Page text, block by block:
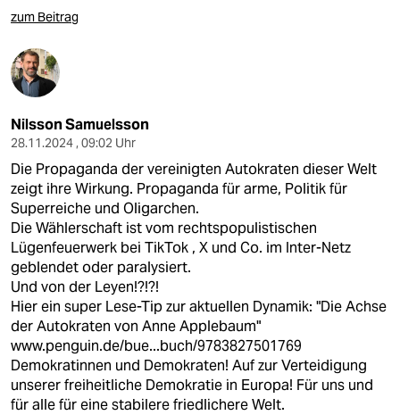
zum Beitrag
Nilsson Samuelsson
28.11.2024 , 09:02 Uhr
Die Propaganda der vereinigten Autokraten dieser Welt
zeigt ihre Wirkung. Propaganda für arme, Politik für
Superreiche und Oligarchen.
Die Wählerschaft ist vom rechtspopulistischen
Lügenfeuerwerk bei TikTok , X und Co. im Inter-Netz
geblendet oder paralysiert.
Und von der Leyen!?!?!
Hier ein super Lese-Tip zur aktuellen Dynamik: "Die Achse
der Autokraten von Anne Applebaum"
www.penguin.de/bue...buch/9783827501769
Demokratinnen und Demokraten! Auf zur Verteidigung
unserer freiheitliche Demokratie in Europa! Für uns und
für alle für eine stabilere friedlichere Welt.